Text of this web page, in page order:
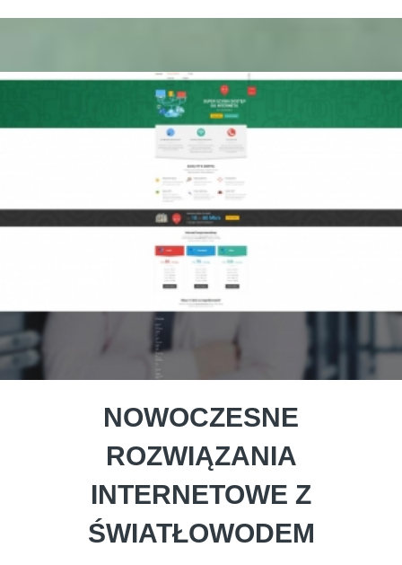
NOWOCZESNE
ROZWIĄZANIA
INTERNETOWE Z
ŚWIATŁOWODEM